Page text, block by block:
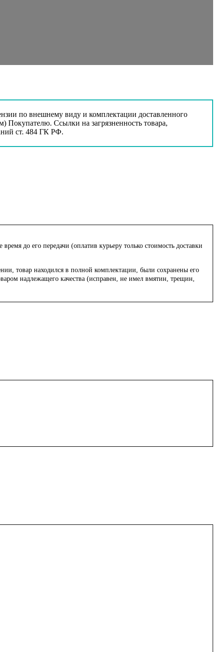
по внешнему виду и комплектации доставленного
Покупателю. Ссылки на загрязненность товара,
ст. 484 ГК РФ.
до его передачи (оплатив курьеру только стоимость доставки
товар находился в полной комплектации, были сохранены его
надлежащего качества (исправен, не имел вмятин, трещин,